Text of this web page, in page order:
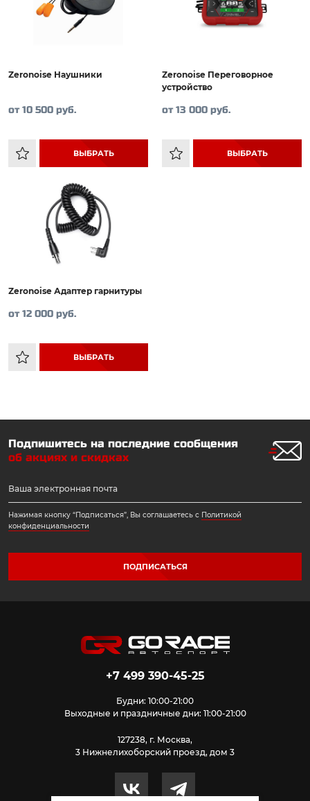
Zeronoise Наушники
от 10 500 руб.
ВЫБРАТЬ
Zeronoise Переговорное
устройство
от 13 000 руб.
ВЫБРАТЬ
Zeronoise Адаптер гарнитуры
от 12 000 руб.
ВЫБРАТЬ
Подпишитесь на последние сообщения
об акциях и скидках
Нажимая кнопку “Подписаться”, Вы соглашаетесь с Политикой
конфиденциальности
ПОДПИСАТЬСЯ
+7 499 390-45-25
Будни: 10:00-21:00
Выходные и праздничные дни: 11:00-21:00
127238, г. Москва,
3 Нижнелихоборский проезд, дом 3